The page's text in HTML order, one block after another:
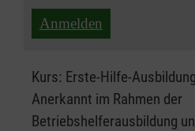
Anmelden
Kurs: Erste-Hilfe-Ausbildung
Anerkannt im Rahmen der
Betriebshelferausbildung